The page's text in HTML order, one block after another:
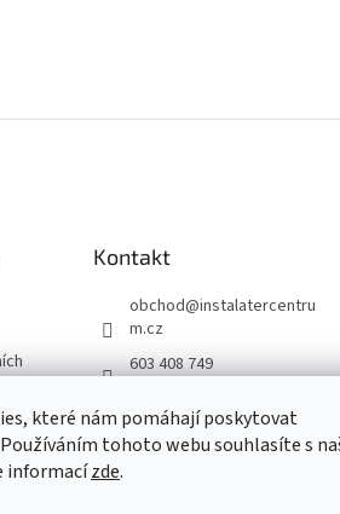
které nám pomáhají poskytovat
tohoto webu souhlasíte s
informacízde.
Kontakt
obchod@instalatercentru
m.cz
603 408 749